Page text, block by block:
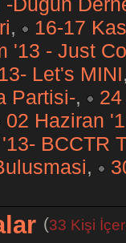
,
16-17
'13 - Just
Let's MINI
Partisi-,
02 Haziran
BCCTR
,
(33 Kişi